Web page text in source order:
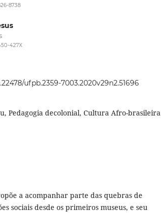
8738
427X
ufpb.2359-7003.2020v29n2.51696
Pedagogia decolonial, Cultura Afro-brasileira
a acompanhar parte das quebras de
sociais desde os primeiros museus, e seu